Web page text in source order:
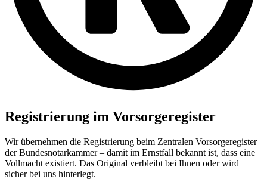
Registrierung im Vorsorgeregister
Wir übernehmen die Registrierung beim Zentralen Vorsorgeregister
der Bundesnotarkammer – damit im Ernstfall bekannt ist, dass eine
Vollmacht existiert. Das Original verbleibt bei Ihnen oder wird
sicher bei uns hinterlegt.